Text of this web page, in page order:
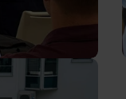
Märkte
verändern?